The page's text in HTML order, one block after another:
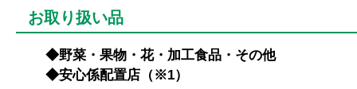
お取り扱い品
◆野菜・果物・花・加工食品・その他
◆安心係配置店（※1）